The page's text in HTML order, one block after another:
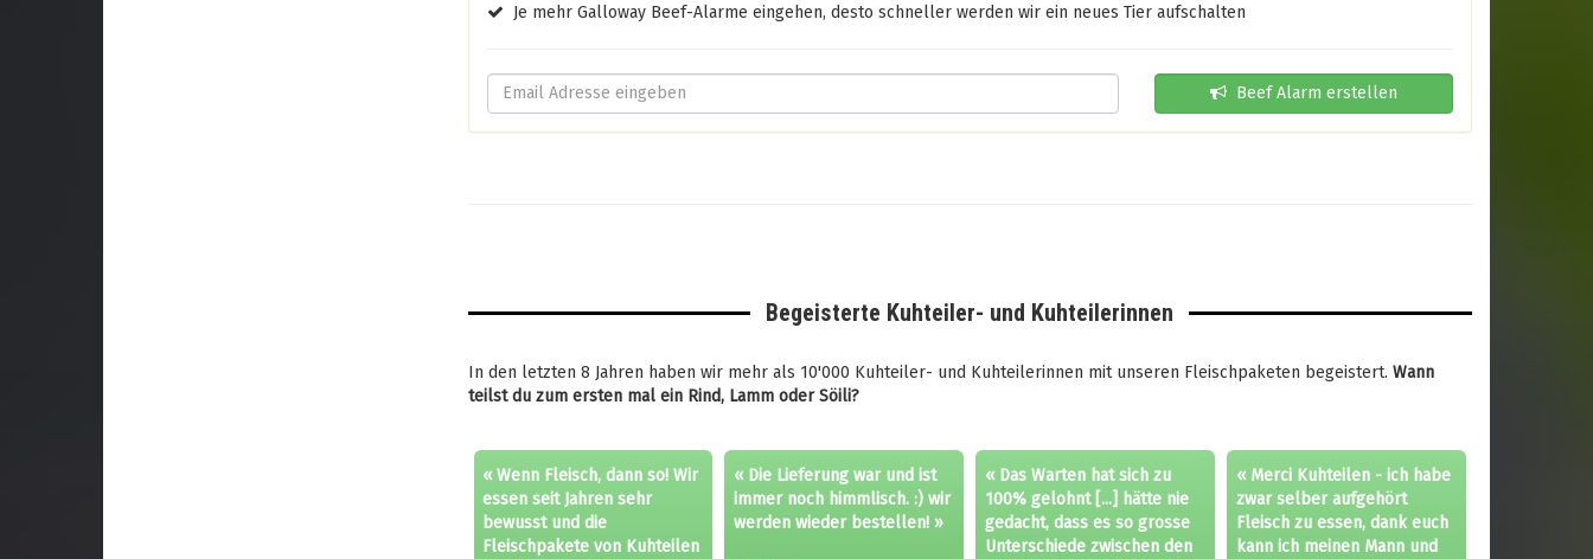
Je mehr Galloway Beef-Alarme eingehen, desto schneller werden wir ein neues Tier aufschalten
Beef Alarm erstellen
Begeisterte Kuhteiler- und Kuhteilerinnen
In den letzten 8 Jahren haben wir mehr als 10'000 Kuhteiler- und Kuhteilerinnen mit unseren Fleischpaketen begeistert. Wann
teilst du zum ersten mal ein Rind, Lamm oder Söili?
« Wenn Fleisch, dann so! Wir
essen seit Jahren sehr
bewusst und die
Fleischpakete von Kuhteilen
« Die Lieferung war und ist
immer noch himmlisch. :) wir
werden wieder bestellen! »
« Das Warten hat sich zu
100% gelohnt [...] hätte nie
gedacht, dass es so grosse
Unterschiede zwischen den
« Merci Kuhteilen - ich habe
zwar selber aufgehört
Fleisch zu essen, dank euch
kann ich meinen Mann und